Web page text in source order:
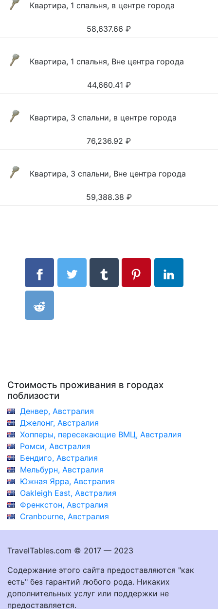
Квартира, 1 спальня, в центре города
58,637.66 ₽
Квартира, 1 спальня, Вне центра города
44,660.41 ₽
Квартира, 3 спальни, в центре города
76,236.92 ₽
Квартира, 3 спальни, Вне центра города
59,388.38 ₽
Стоимость проживания в городах
поблизости
Денвер, Австралия
Джелонг, Австралия
Хопперы, пересекающие ВМЦ, Австралия
Ромси, Австралия
Бендиго, Австралия
Мельбурн, Австралия
Южная Ярра, Австралия
Oakleigh East, Австралия
Френкстон, Австралия
Cranbourne, Австралия
TravelTables.com © 2017 — 2023
Содержание этого сайта предоставляются "как
есть" без гарантий любого рода. Никаких
дополнительных услуг или поддержки не
предоставляется.